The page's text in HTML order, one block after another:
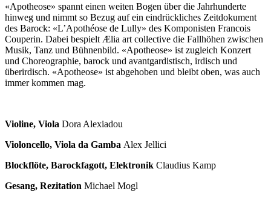
«Apotheose» spannt einen weiten Bogen über die Jahrhunderte
hinweg und nimmt so Bezug auf ein eindrückliches Zeitdokument
des Barock: «L’Apothéose de Lully» des Komponisten Francois
Couperin. Dabei bespielt Ælia art collective die Fallhöhen zwischen
Musik, Tanz und Bühnenbild. «Apotheose» ist zugleich Konzert
und Choreographie, barock und avantgardistisch, irdisch und
überirdisch. «Apotheose» ist abgehoben und bleibt oben, was auch
immer kommen mag.
Violine, Viola Dora Alexiadou
Violoncello, Viola da Gamba Alex Jellici
Blockflöte, Barockfagott, Elektronik Claudius Kamp
Gesang, Rezitation Michael Mogl